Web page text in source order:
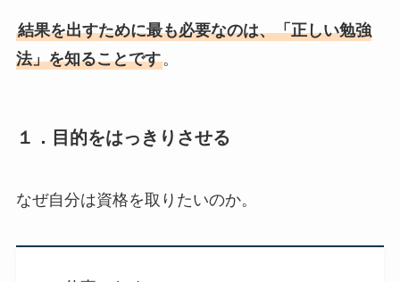
結果を出すために最も必要なのは、「正しい勉強
法」を知ることです。
１．目的をはっきりさせる
なぜ自分は資格を取りたいのか。